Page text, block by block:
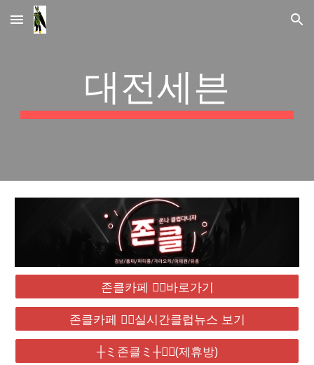
Skip to main content Skip to navigation
대전세븐
존클카페 ❤️‍🔥바로가기
존클카페 ❤️‍🔥실시간클럽뉴스 보기
┼ミ존클ミ┼❤️‍🔥(제휴방)